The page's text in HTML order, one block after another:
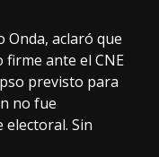
Onda, aclaró que
ante el CNE
previsto para
no fue
Sin